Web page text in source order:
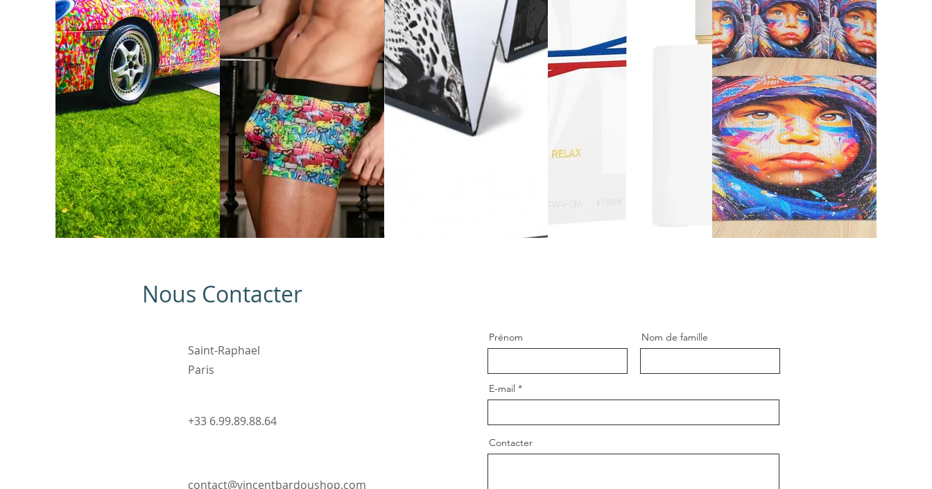
Nous Contacter
Saint-Raphael
Paris
+33 6.99.89.88.64
contact@vincentbardoushop.com
Prénom Nom de famille
E-mail
Contacter